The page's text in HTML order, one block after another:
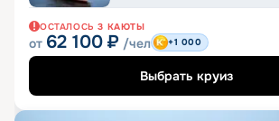
ОСТАЛОСЬ 3 КАЮТЫ
от 62 100 ₽ /чел +1 000
Выбрать круиз